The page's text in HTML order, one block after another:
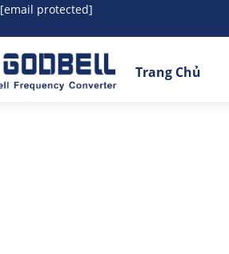
[email protected]
Trang Chủ